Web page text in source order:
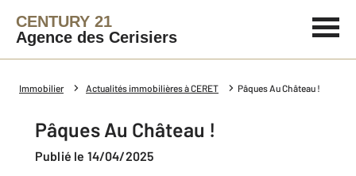
CENTURY 21
Agence des Cerisiers
Immobilier Actualités immobilières à CERET Pâques Au Château !
Pâques Au Château !
Publié le 14/04/2025